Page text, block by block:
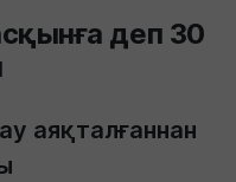
деп 30
аяқталғаннан